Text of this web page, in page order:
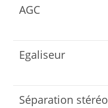
AGC
Egaliseur
Séparation stéréo